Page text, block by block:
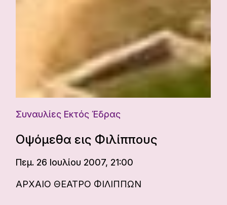
Συναυλίες Εκτός Έδρας
Οψόμεθα εις Φιλίππους
Πεμ. 26 Ιουλίου 2007, 21:00
ΑΡΧΑΙΟ ΘΕΑΤΡΟ ΦΙΛΙΠΠΩΝ